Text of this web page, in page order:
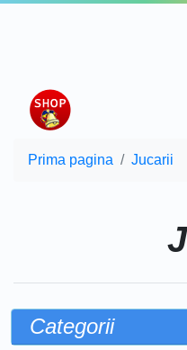
Prima pagina Jucarii
Categorii